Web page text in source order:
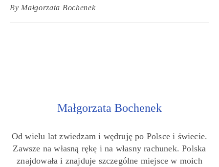
By Małgorzata Bochenek
Małgorzata Bochenek
Od wielu lat zwiedzam i wędruję po Polsce i świecie.
Zawsze na własną rękę i na własny rachunek. Polska
znajdowała i znajduje szczególne miejsce w moich